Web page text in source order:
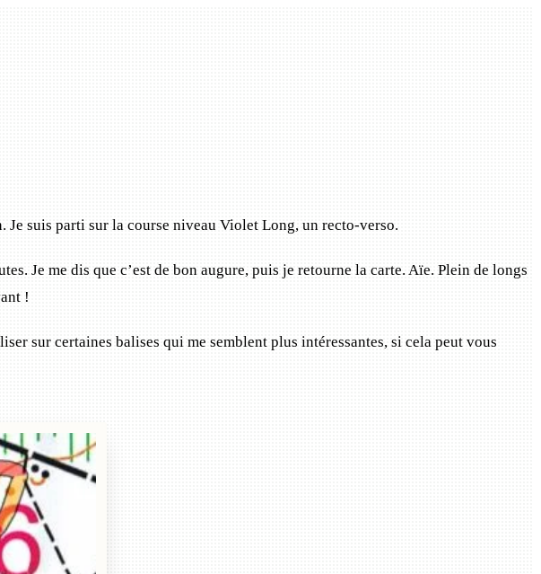
suis parti sur la course niveau Violet Long, un recto-verso.
Je me dis que c’est de bon augure, puis je retourne la carte. Aïe. Plein de longs
!
sur certaines balises qui me semblent plus intéressantes, si cela peut vous